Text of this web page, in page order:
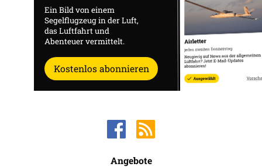
Ein Bild von einem
Segelflugzeug in der Luft,
das Luftfahrt und
Abenteuer vermittelt.
Kostenlos abonnieren
Angebote